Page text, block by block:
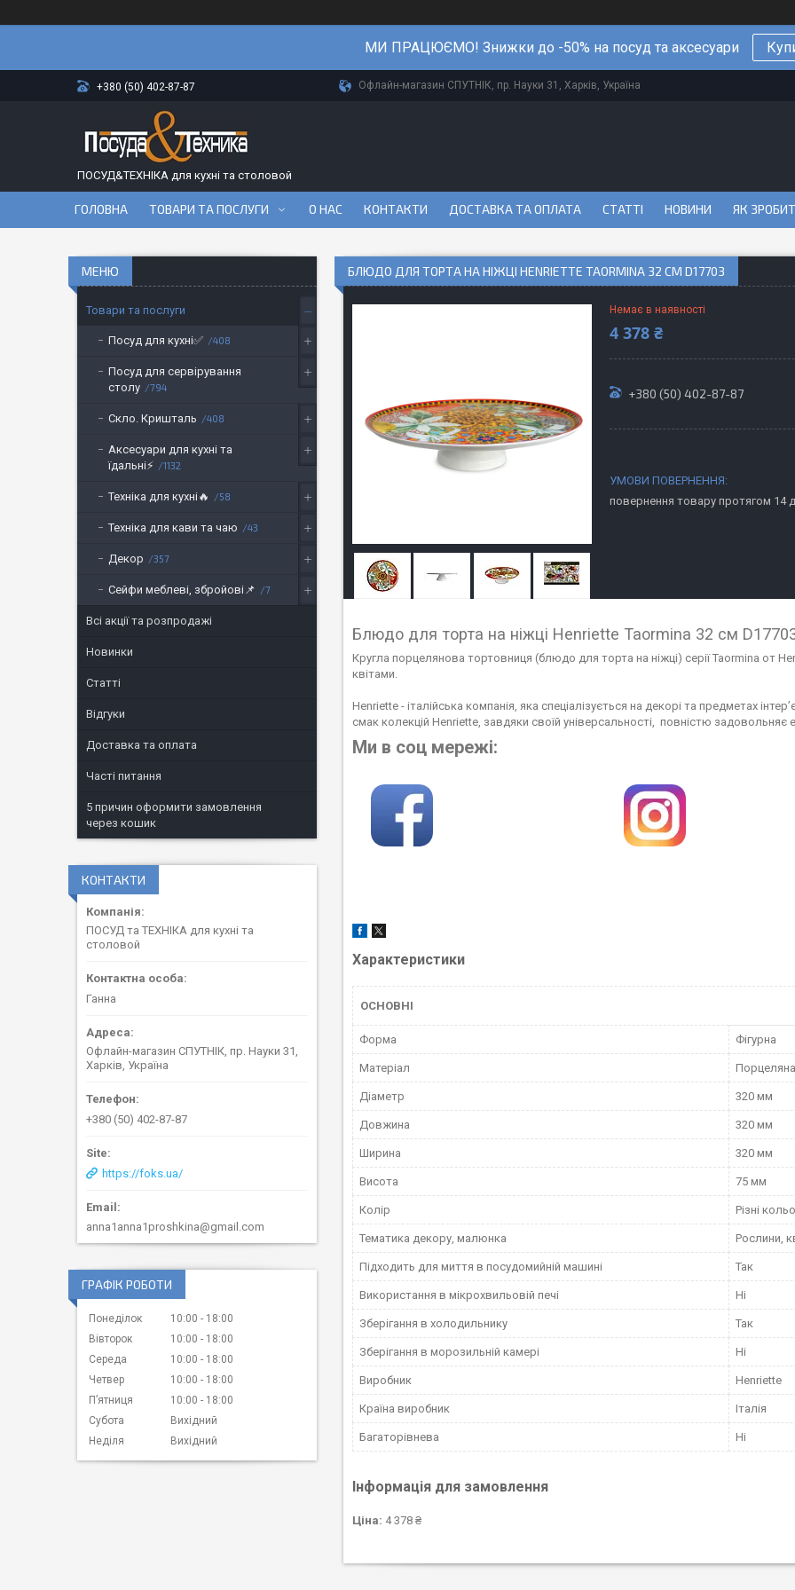
МИ ПРАЦЮЄМО! Знижки до -50% на посуд та аксесуари
+380 (50) 402-87-87 Офлайн-магазин СПУТНІК, пр. Науки 31, Харків, Україна
ПОСУД&ТЕХНІКА для кухні та столовой
ГОЛОВНА ТОВАРИ ТА ПОСЛУГИ О НАС КОНТАКТИ ДОСТАВКА ТА ОПЛАТА СТАТТІ НОВИНИ ЯК
БЛЮДО ДЛЯ ТОРТА НА НІЖЦІ HENRIETTE TAORMINA 32 СМ D17703
Немає в наявності
4 378 ₴
+380 (50) 402-87-87
повернення товару протягом 14
Блюдо для торта на ніжці Henriette Taormina 32 см
Кругла порцелянова тортовниця (блюдо для торта на ніжці) серії Taormina
квітами.
Henriette - італійська компанія, яка спеціалізується на декорі та предметах
смак колекцій Henriette, завдяки своїй універсальності, повністю задовольняє
Ми в соц мережі:
Характеристики
ОСНОВНІ
Форма Фігурна
Матеріал Порцеляна
Діаметр 320 мм
Довжина 320 мм
Ширина 320 мм
Висота 75 мм
Колір Різні
Тематика декору, малюнка Рослини,
Підходить для миття в посудомийній машині Так
Використання в мікрохвильовій печі Ні
Зберігання в холодильнику Так
Зберігання в морозильній камері Ні
Виробник Henriette
Країна виробник Італія
Багаторівнева Ні
Інформація для замовлення
Ціна: 4 378 ₴
Товари та послуги
Посуд для кухні✅ 408
Посуд для сервірування
столу
794
Скло. Кришталь 408
Аксесуари для кухні та
їдальні⚡
1132
Техніка для кухні🔥 58
Техніка для кави та чаю 43
Декор 357
Сейфи меблеві, збройові📌 7
Всі акції та розпродажі
Новинки
Статті
Відгуки
Доставка та оплата
Часті питання
5 причин оформити замовлення
через кошик
КОНТАКТИ
ПОСУД та ТЕХНІКА для кухні та
столовой
Ганна
Офлайн-магазин СПУТНІК, пр. Науки 31,
Харків, Україна
+380 (50) 402-87-87
https://foks.ua/
anna1anna1proshkina@gmail.com
ГРАФІК РОБОТИ
Понеділок 10:00
18:00
Вівторок
10:00
18:00
Середа
10:00
18:00
Четвер
10:00
18:00
Пʼятниця
10:00
18:00
Субота
Вихідний
Неділя
Вихідний